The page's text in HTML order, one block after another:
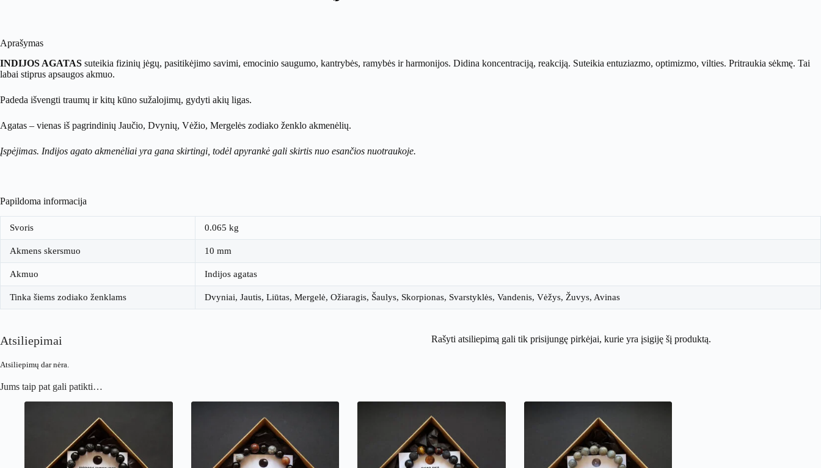
Aprašymas
INDIJOS AGATAS suteikia fizinių jėgų, pasitikėjimo savimi, emocinio saugumo, kantrybės, ramybės ir harmonijos. Didina koncentraciją, reakciją. Suteikia entuziazmo, optimizmo, vilties. Pritraukia sėkmę. Tai
labai stiprus apsaugos akmuo.
Padeda išvengti traumų ir kitų kūno sužalojimų, gydyti akių ligas.
Agatas – vienas iš pagrindinių Jaučio, Dvynių, Vėžio, Mergelės zodiako ženklo akmenėlių.
Įspėjimas. Indijos agato akmenėliai yra gana skirtingi, todėl apyrankė gali skirtis nuo esančios nuotraukoje.
Papildoma informacija
Svoris 0.065 kg
Akmens skersmuo 10 mm
Akmuo Indijos agatas
Tinka šiems zodiako ženklams Dvyniai, Jautis, Liūtas, Mergelė, Ožiaragis, Šaulys, Skorpionas, Svarstyklės, Vandenis, Vėžys, Žuvys, Avinas
Atsiliepimai
Atsiliepimų dar nėra.
Rašyti atsiliepimą gali tik prisijungę pirkėjai, kurie yra įsigiję šį produktą.
Jums taip pat gali patikti…